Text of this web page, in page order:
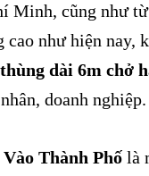
Minh, cũng như
như hiện nay,
dài 6m chở
doanh nghiệp.
Thành Phố là